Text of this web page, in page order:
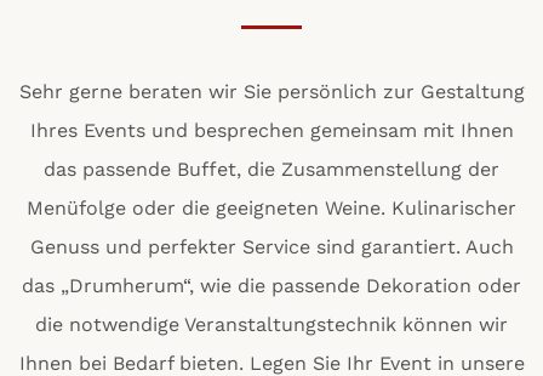
Sehr gerne beraten wir Sie persönlich zur Gestaltung
Ihres Events und besprechen gemeinsam mit Ihnen
das passende Buffet, die Zusammenstellung der
Menüfolge oder die geeigneten Weine. Kulinarischer
Genuss und perfekter Service sind garantiert. Auch
das „Drumherum“, wie die passende Dekoration oder
die notwendige Veranstaltungstechnik können wir
Ihnen bei Bedarf bieten. Legen Sie Ihr Event in unsere